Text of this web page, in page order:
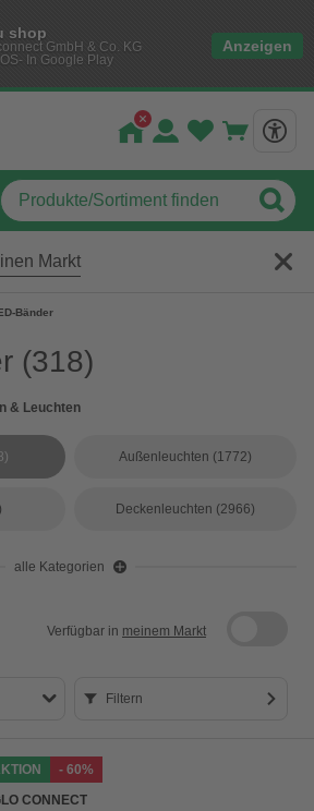
shop
GmbH & Co. KG
In Google Play
Anzeigen
Markt
Bänder
(318)
& Leuchten
Außenleuchten (1772)
Deckenleuchten (2966)
alle Kategorien
Verfügbar in meinem Markt
Filtern
- 60%
CONNECT